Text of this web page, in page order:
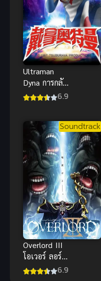
Ultraman
Dyna การกลับ
มาของฮาเนจิ
พากย์ไทยดู
เพลิน
6.9
Soundtrack
Overlord III
โอเวอร์ ลอร์ด
จอมมารพิชิต
6.9